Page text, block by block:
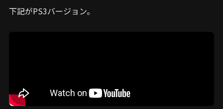
下記がPS3バージョン。